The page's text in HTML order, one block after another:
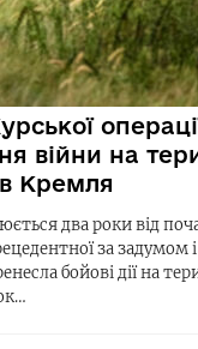
війни на
Кремля
два роки від
за задумом
бойові дії на